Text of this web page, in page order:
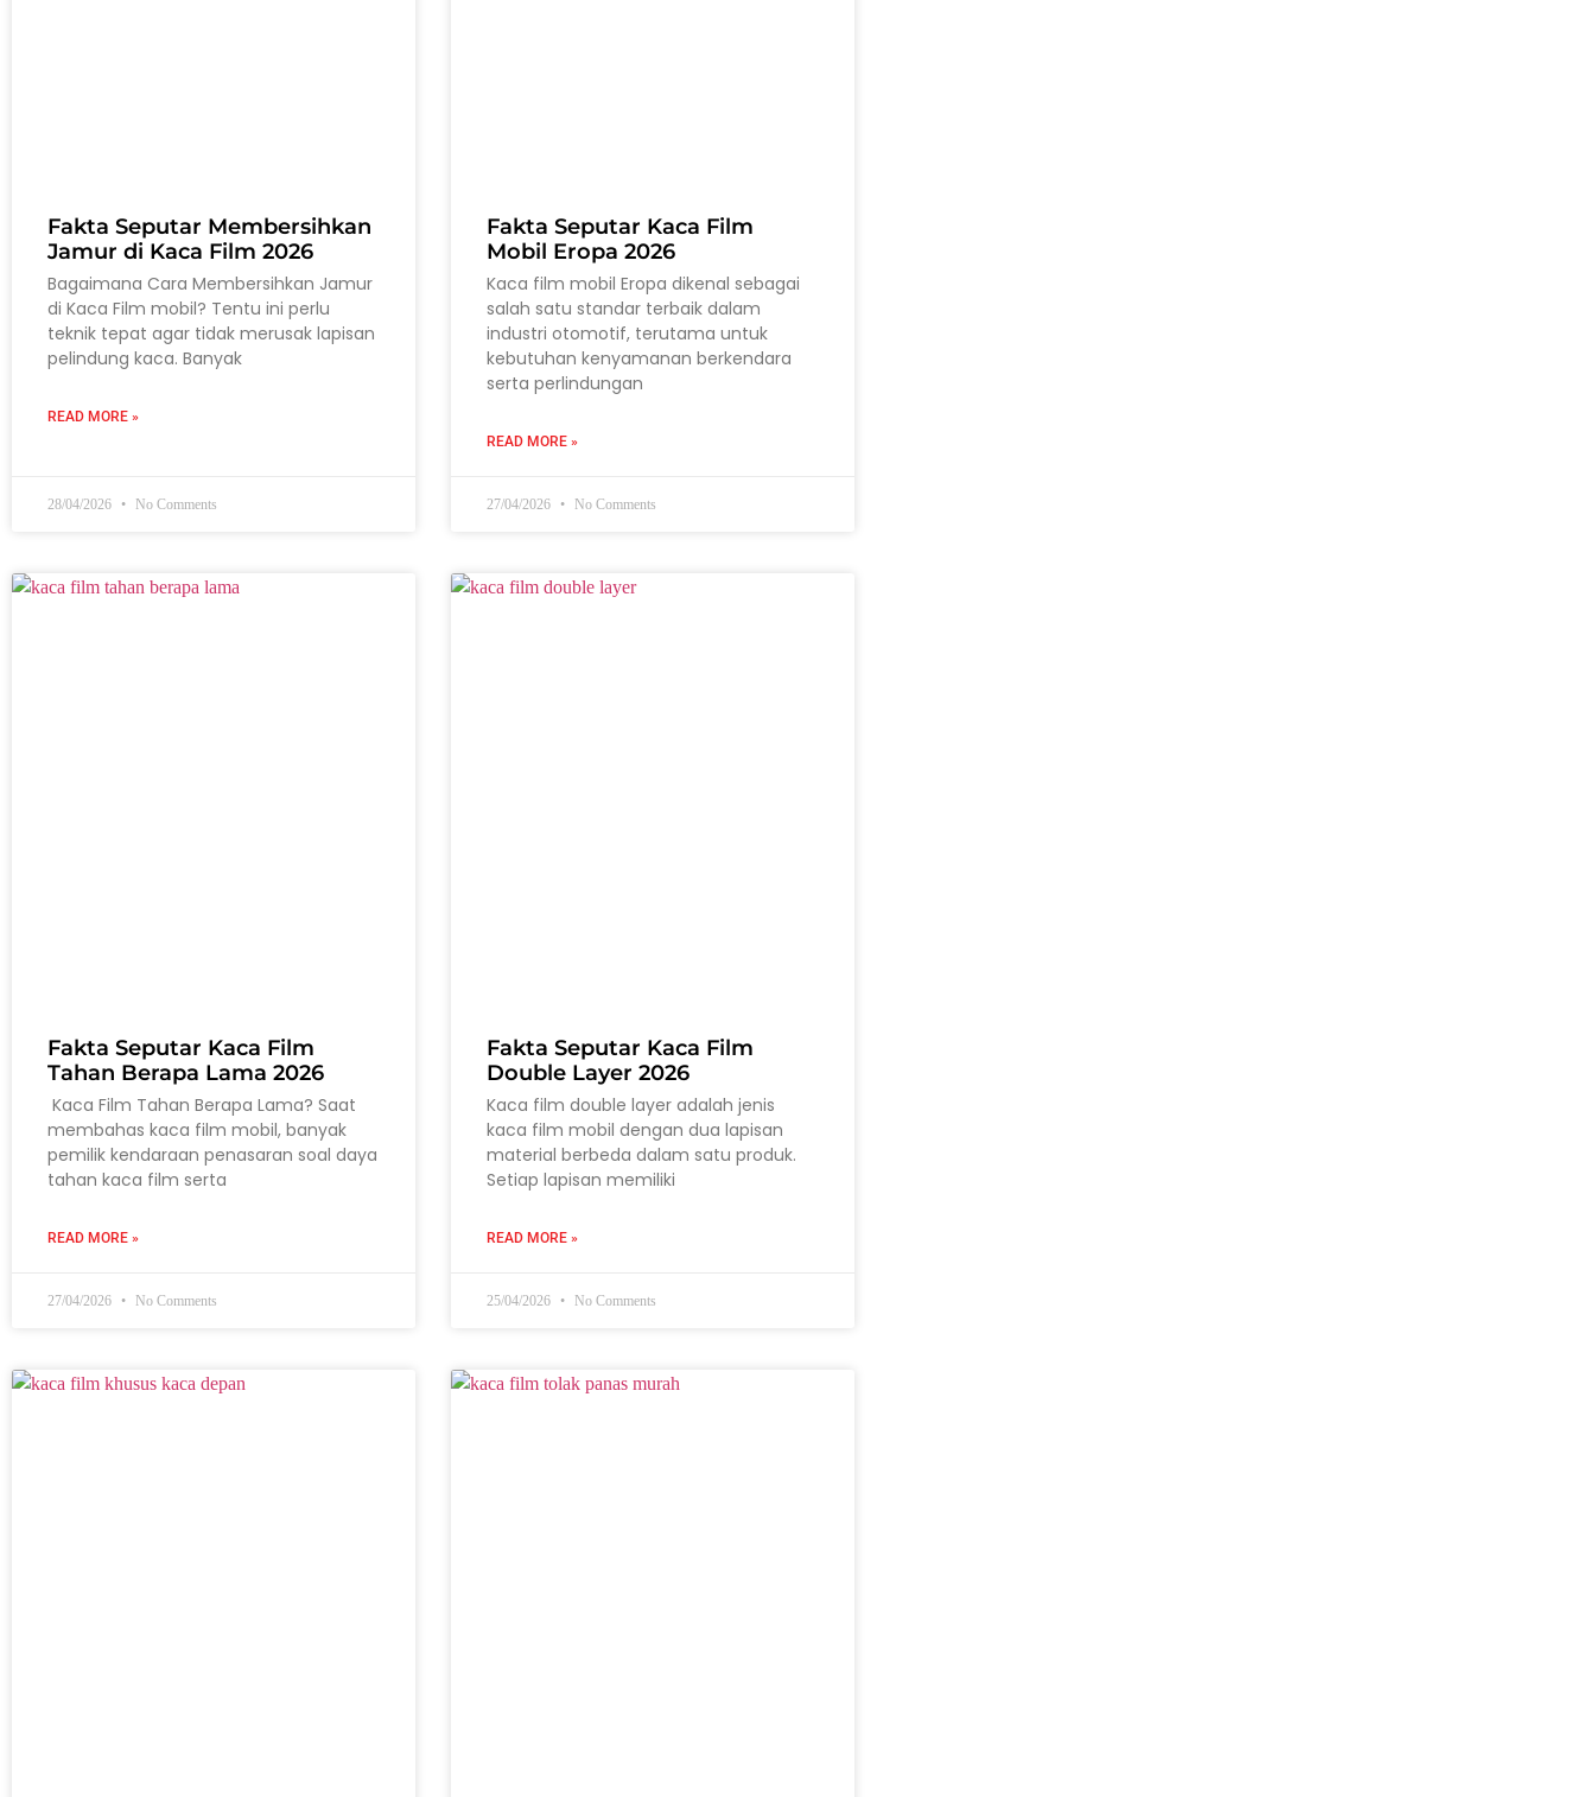
Fakta Seputar Membersihkan
Jamur di Kaca Film 2026
Bagaimana Cara Membersihkan Jamur
di Kaca Film mobil? Tentu ini perlu
teknik tepat agar tidak merusak lapisan
pelindung kaca. Banyak
READ MORE »
28/04/2026 No Comments
Fakta Seputar Kaca Film
Mobil Eropa 2026
Kaca film mobil Eropa dikenal sebagai
salah satu standar terbaik dalam
industri otomotif, terutama untuk
kebutuhan kenyamanan berkendara
serta perlindungan
READ MORE »
27/04/2026 No Comments
Fakta Seputar Kaca Film
Tahan Berapa Lama 2026
Kaca Film Tahan Berapa Lama? Saat
membahas kaca film mobil, banyak
pemilik kendaraan penasaran soal daya
tahan kaca film serta
READ MORE »
27/04/2026 No Comments
Fakta Seputar Kaca Film
Double Layer 2026
Kaca film double layer adalah jenis
kaca film mobil dengan dua lapisan
material berbeda dalam satu produk.
Setiap lapisan memiliki
READ MORE »
25/04/2026 No Comments